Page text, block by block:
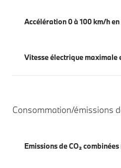
Accélération 0 à 100 km/h en
Vitesse électrique maximale
Consommation/émissions
Emissions de CO₂